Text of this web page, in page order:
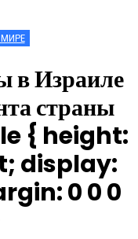
в Израиле
страны
{ height:
display:
0 0 0